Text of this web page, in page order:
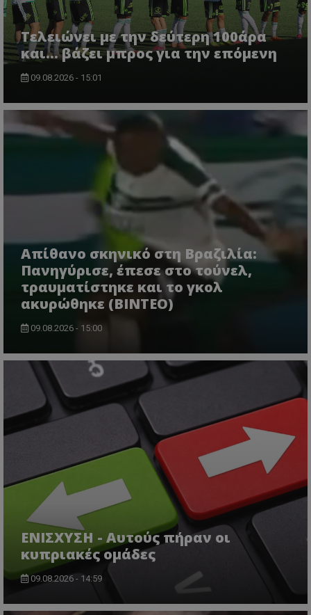
Τελειώνει με την δεύτερη 100άρα
και... βάζει μπρος για την επόμενη
09.08.2026 - 15:01
Απίθανο σκηνικό στη Βραζιλία:
Πανηγύρισε, έπεσε στο τούνελ,
τραυματίστηκε και το γκολ
ακυρώθηκε (BINTEO)
09.08.2026 - 15:00
ΕΝΙΣΧΥΣΗ - Αυτούς πήραν οι
κυπριακές ομάδες
09.08.2026 - 14:59